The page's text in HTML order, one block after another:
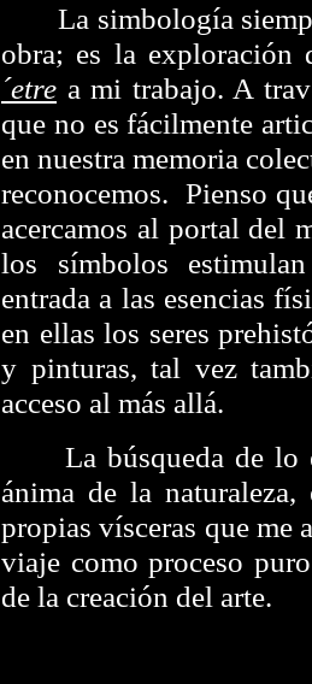
La simbología
obra; es la
´etre a mi trabajo. A
que no es fácilmente
en nuestra memoria
reconocemos. Pienso
acercamos al portal del
los símbolos
entrada a las esencias
en ellas los seres
y pinturas, tal vez
acceso al más allá.
La búsqueda de lo
ánima de la
propias vísceras que me
viaje como proceso
de la creación del arte.